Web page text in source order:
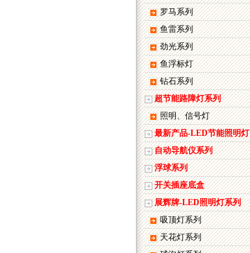
罗马系列
鱼雷系列
劲光系列
鱼浮标灯
钻石系列
超节能路障灯系列
照明、信号灯
最新产品-LED节能照明灯
自动导航仪系列
浮球系列
开关插座底盒
展辉牌-LED照明灯系列
吸顶灯系列
天花灯系列